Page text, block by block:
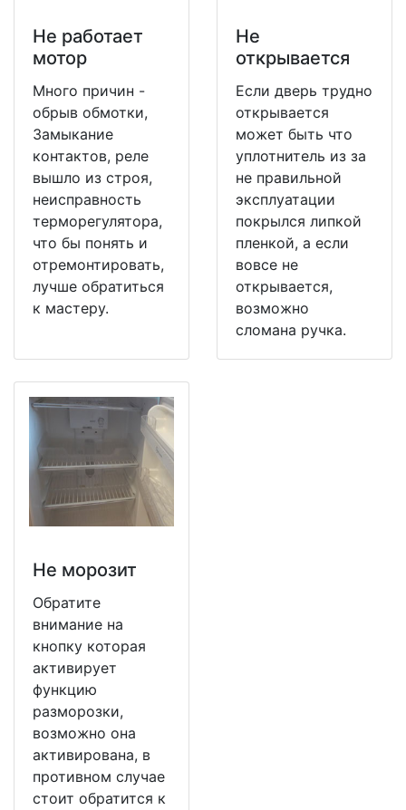
Не работает
мотор
Много причин -
обрыв обмотки,
Замыкание
контактов, реле
вышло из строя,
неисправность
терморегулятора,
что бы понять и
отремонтировать,
лучше обратиться
к мастеру.
Не
открывается
Если дверь трудно
открывается
может быть что
уплотнитель из за
не правильной
эксплуатации
покрылся липкой
пленкой, а если
вовсе не
открывается,
возможно
сломана ручка.
Не морозит
Обратите
внимание на
кнопку которая
активирует
функцию
разморозки,
возможно она
активирована, в
противном случае
стоит обратится к